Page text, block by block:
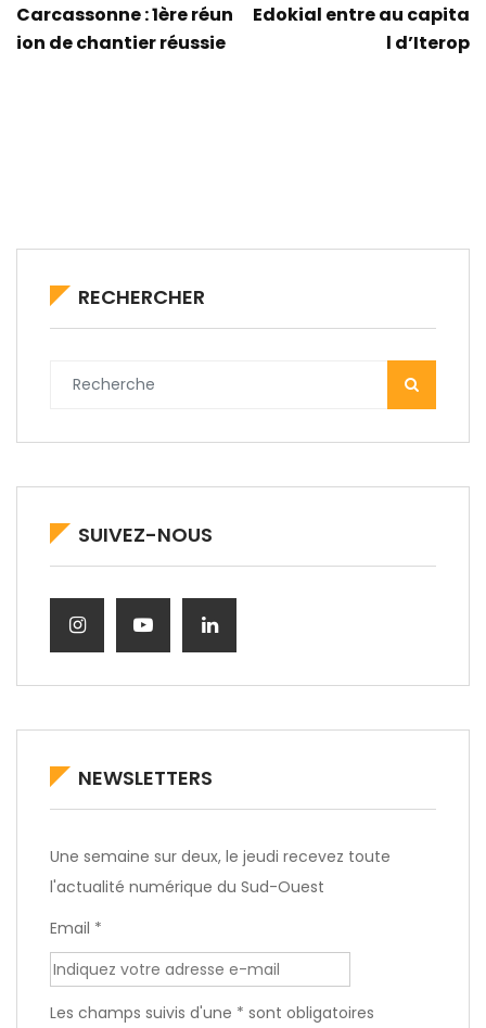
Carcassonne : 1ère réun
ion de chantier réussie
Edokial entre au capita
l d’Iterop
RECHERCHER
SUIVEZ-NOUS
NEWSLETTERS
Une semaine sur deux, le jeudi recevez toute
l'actualité numérique du Sud-Ouest
Email *
Les champs suivis d'une * sont obligatoires